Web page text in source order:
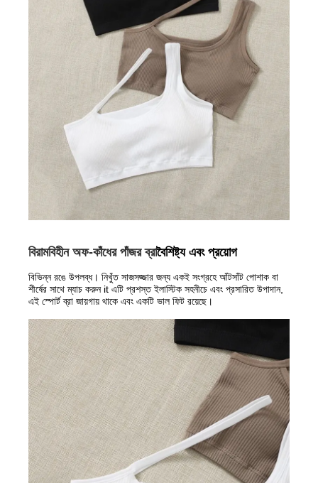
বিরামবিহীন অফ-কাঁধের পাঁজর ব্রাবৈশিষ্ট্য এবং প্রয়োগ
বিভিন্ন রঙে উপলব্ধ। নিখুঁত সাজসজ্জার জন্য একই সংগ্রহে আঁটসাঁট পোশাক বা
শীর্ষের সাথে ম্যাচ করুন it এটি প্রশস্ত ইলাস্টিক সহনীচে এবং প্রসারিত উপাদান,
এই স্পোর্ট ব্রা জায়গায় থাকে এবং একটি ভাল ফিট রয়েছে।